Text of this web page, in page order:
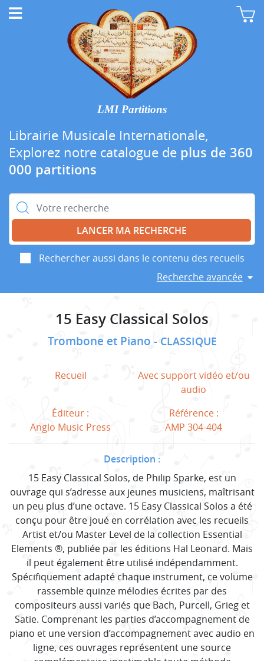
LMI Partitions
Librairie Musicale Internationale,
Explorez notre catalogue de plus de 360
000 partitions
Rechercher :
Rechercher aussi dans le contenu des recueils
Recherche avancée
15 Easy Classical Solos
Trombone et Piano CLASSIQUE
Recueil
Avec support vidéo et/ou
audio
Éditeur :
Anglo Music Press
Référence :
AMP 304-404
Description :
15 Easy Classical Solos, de Philip Sparke, est un
ouvrage qui s’adresse aux jeunes musiciens, maîtrisant
un peu plus d’une octave. 15 Easy Classical Solos a été
conçu pour être joué en corrélation avec les recueils
Artist et/ou Master Level de la collection Essential
Elements ®, publiée par les éditions Hal Leonard. Mais
il peut également être utilisé indépendamment.
Spécifiquement adapté chaque instrument, ce volume
rassemble quinze mélodies écrites par des
compositeurs aussi variés que Bach, Purcell, Grieg et
Satie. Comprenant les parties d’accompagnement de
piano et une version d’accompagnement avec audio en
ligne, ces ouvrages représentent une source